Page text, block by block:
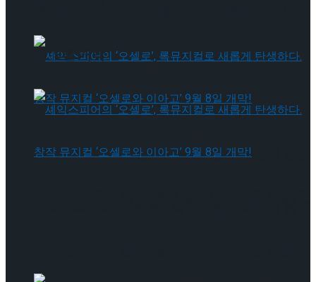
셰익스피어의 ‘오셀로’, 록뮤지컬로 새롭게 탄생
트’ 9월 개막